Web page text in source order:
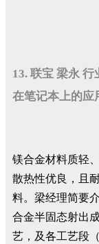
13. 联宝 梁永
在笔记本上的应
镁合金材料质轻
散热性优良，且
料。梁经理简要
合金半固态射出
艺，及各工艺段